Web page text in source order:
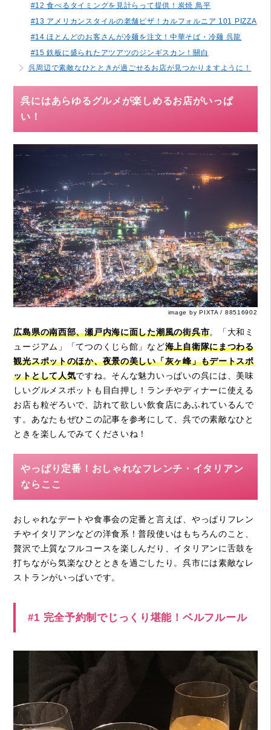
#12 食べるタイミングを見計らって提供！炭焼 鳥平
#13 アメリカンスタイルの老舗ピザ！カルフォルニア 101 PIZZA
#14 ほとんどのお客さんが冷麺を注文！中華そば・冷麺 呉龍
#15 鉄板に盛られたアツアツのジンギスカン！關白
呉周辺で素敵なひとときが過ごせるお店が見つかりますように！
呉にはあらゆるグルメが楽しめるお店がいっぱ
い！
image by PIXTA / 88516902
広島県の南西部、瀬戸内海に面した潮風の街呉市。「大和ミ
ュージアム」「てつのくじら館」など海上自衛隊にまつわる
観光スポットのほか、夜景の美しい「灰ヶ峰」もデートスポ
ットとして人気ですね。そんな魅力いっぱいの呉には、美味
しいグルメスポットも目白押し！ランチやディナーに使える
お店も粒ぞろいで、訪れて欲しい飲食店にあふれているんで
す。あなたもぜひこの記事を参考にして、呉での素敵なひと
ときを楽しんでみてくださいね！
やっぱり定番！おしゃれなフレンチ・イタリアン
ならここ
おしゃれなデートや食事会の定番と言えば、やっぱりフレン
チやイタリアンなどの洋食系！普段使いはもちろんのこと、
贅沢で上質なフルコースを楽しんだり、イタリアンに舌鼓を
打ちながら気楽なひとときを過ごしたり。呉市には素敵なレ
ストランがいっぱいです。
#1 完全予約制でじっくり堪能！ベルフルール